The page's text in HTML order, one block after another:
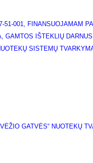
001, FINANSUOJAMAM
GAMTOS IŠTEKLIŲ
SISTEMŲ
GATVĖS“ NUOTEKŲ